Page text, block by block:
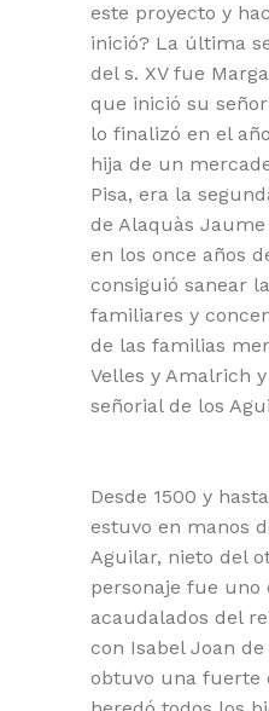
este proyecto y
inició? La última
del s. XV fue
que inició su
lo finalizó en el
hija de un
Pisa, era la
de Alaquàs
en los once años
consiguió sanear
familiares y
de las familias
Velles y Amalrich
señorial de los
Desde 1500 y
estuvo en manos
Aguilar, nieto del
personaje fue uno
acaudalados del
con Isabel Joan
obtuvo una fuerte